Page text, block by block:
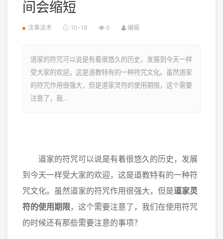
间会缩短
法事法术 10-19 0 编辑
道家的符咒可以说是有着很悠久的历史，发展到今天一样
受大家的欢迎，这是道教特有的一种符咒文化。虽然道家
的符咒作用很强大，但是道家灵符的使用期限，这个需要
注意了，我...
道家的符咒可以说是有着很悠久的历史，发展
到今天一样受大家的欢迎，这是道教特有的一种符
咒文化。虽然道家的符咒作用很强大，但是道家灵
符的使用期限，这个需要注意了，我们在使用符咒
的时候还有那些需要注意的事项？